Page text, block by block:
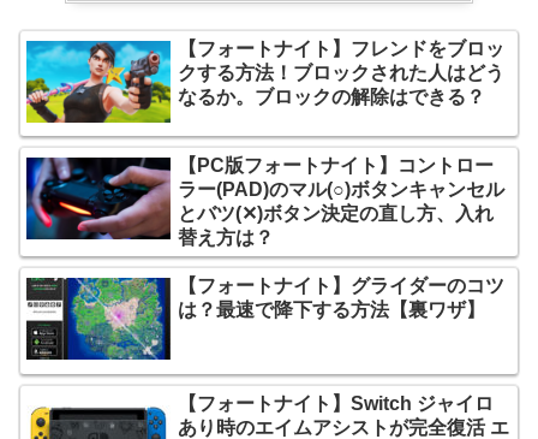
【フォートナイト】フレンドをブロッ
クする方法！ブロックされた人はどう
なるか。ブロックの解除はできる？
【PC版フォートナイト】コントロー
ラー(PAD)のマル(○)ボタンキャンセル
とバツ(✕)ボタン決定の直し方、入れ
替え方は？
【フォートナイト】グライダーのコツ
は？最速で降下する方法【裏ワザ】
【フォートナイト】Switch ジャイロ
あり時のエイムアシストが完全復活 エ